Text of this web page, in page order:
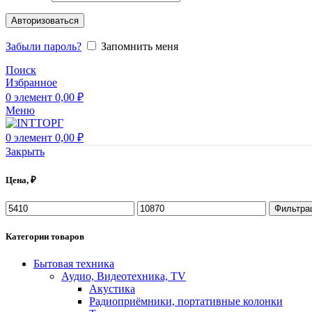
Авторизоваться
Забыли пароль?
Запомнить меня
Поиск
Избранное
0 элемент 0,00 ₽
Меню
0 элемент 0,00 ₽
Закрыть
Цена, ₽
Категории товаров
Бытовая техника
Аудио, Видеотехника, TV
Акустика
Радиоприёмники, портативные колонки